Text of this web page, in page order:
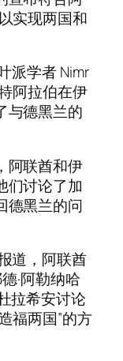
实现两国和
派学者 Nimr
阿拉伯在伊
与德黑兰的
阿联酋和伊
们讨论了加
德黑兰的问
道，阿联酋
·阿勒纳哈
拉希安讨论
福两国”的方